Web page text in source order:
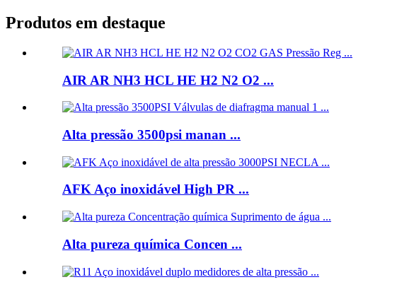
Produtos em destaque
AIR AR NH3 HCL HE H2 N2 O2 ...
Alta pressão 3500psi manan ...
AFK Aço inoxidável High PR ...
Alta pureza química Concen ...